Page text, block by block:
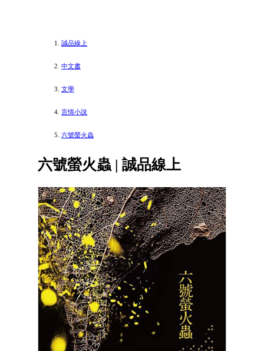
誠品線上
中文書
文學
言情小說
六號螢火蟲
六號螢火蟲 | 誠品線上